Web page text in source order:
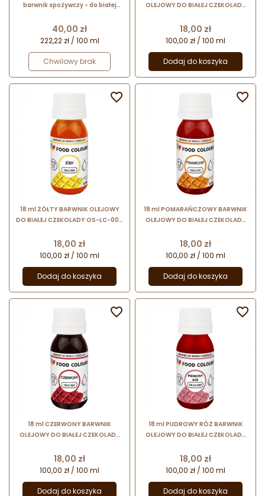
barwnik spożywczy - do białej
- OS-LC-NAT-25 Food Colours
Cena
40,00 zł
222,22 zł / 100 ml
Chwilowy brak
OLEJOWY DO BIAŁEJ CZEKOLADY
barwnik spożywczy w formie
emulsji
Cena
18,00 zł
100,00 zł / 100 ml
Dodaj do koszyka
18 ml ŻÓŁTY BARWNIK OLEJOWY
DO BIAŁEJ CZEKOLADY OS-LC-004
spożywczy w formie emulsji
Cena
18,00 zł
100,00 zł / 100 ml
Dodaj do koszyka

18 ml POMARAŃCZOWY BARWNIK
OLEJOWY DO BIAŁEJ CZEKOLADY
barwnik spożywczy w formie
emulsji
Cena
18,00 zł
100,00 zł / 100 ml
Dodaj do koszyka

18 ml CZERWONY BARWNIK
OLEJOWY DO BIAŁEJ CZEKOLADY
barwnik spożywczy w formie
emulsji
Cena
18,00 zł
100,00 zł / 100 ml
Dodaj do koszyka

18 ml PUDROWY RÓŻ BARWNIK
OLEJOWY DO BIAŁEJ CZEKOLADY
barwnik spożywczy w formie
emulsji
Cena
18,00 zł
100,00 zł / 100 ml
Dodaj do koszyka
